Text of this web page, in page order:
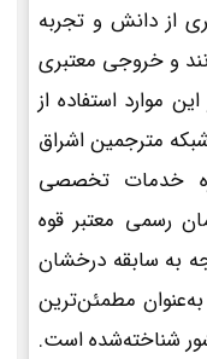
از دانش و تجربه
و خروجی معتبری
موارد استفاده از
مترجمین اشراق
خدمات تخصصی
رسمی معتبر قوه
به سابقه درخشان
مطمئن‌ترین
شناخته‌شده است.